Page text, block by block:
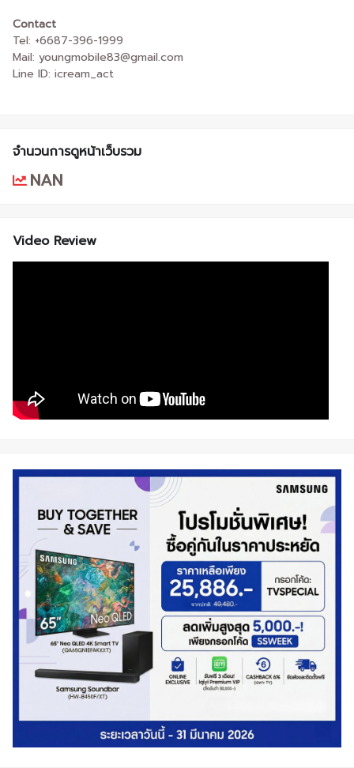
Contact
Tel: +6687-396-1999
Mail: youngmobile83@gmail.com
Line ID: icream_act
จำนวนการดูหน้าเว็บรวม
NAN
Video Review